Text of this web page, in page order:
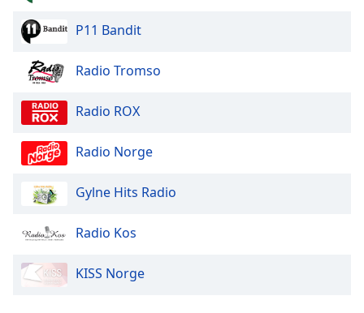
window.
Color
Opacity
Text
Background
Color
P11 Bandit
Radio Tromso
Radio ROX
Radio Norge
Gylne Hits Radio
Radio Kos
KISS Norge